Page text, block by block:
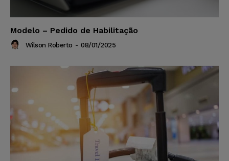
Modelo – Pedido de Habilitação
Wilson Roberto - 08/01/2025